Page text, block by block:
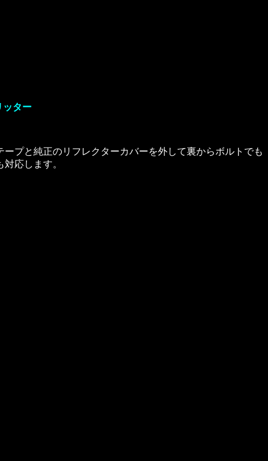
ッター
プと純正のリフレクターカバーを外して裏からボルトでも
応します。